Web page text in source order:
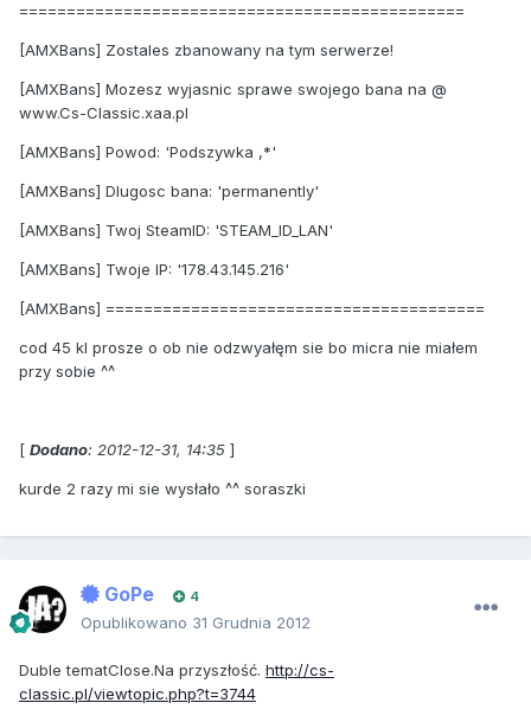
===============================================
[AMXBans] Zostales zbanowany na tym serwerze!
[AMXBans] Mozesz wyjasnic sprawe swojego bana na @
www.Cs-Classic.xaa.pl
[AMXBans] Powod: 'Podszywka ,*'
[AMXBans] Dlugosc bana: 'permanently'
[AMXBans] Twoj SteamID: 'STEAM_ID_LAN'
[AMXBans] Twoje IP: '178.43.145.216'
[AMXBans] ========================================
cod 45 kl prosze o ob nie odzwyałęm sie bo micra nie miałem
przy sobie ^^
[ Dodano: 2012-12-31, 14:35 ]
kurde 2 razy mi sie wysłało ^^ soraszki
GoPe 4
Opublikowano 31 Grudnia 2012
Duble tematClose.Na przyszłość. http://cs-
classic.pl/viewtopic.php?t=3744